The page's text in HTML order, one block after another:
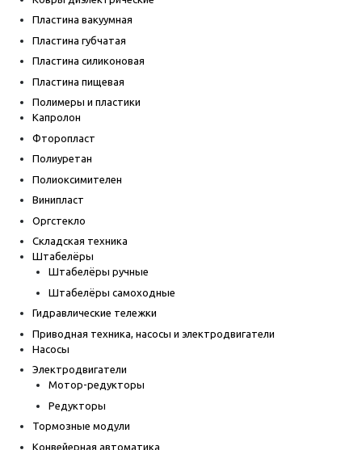
Пластина вакуумная
Пластина губчатая
Пластина силиконовая
Пластина пищевая
Полимеры и пластики
Капролон
Фторопласт
Полиуретан
Полиоксимителен
Винипласт
Оргстекло
Складская техника
Штабелёры
Штабелёры ручные
Штабелёры самоходные
Гидравлические тележки
Приводная техника, насосы и электродвигатели
Насосы
Электродвигатели
Мотор-редукторы
Редукторы
Тормозные модули
Конвейерная автоматика